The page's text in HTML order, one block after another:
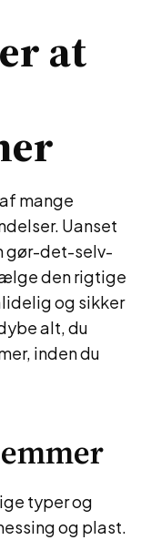
at
mange
Uanset
gør-det-selv-
den rigtige
og sikker
alt, du
inden du
typer og
og plast.